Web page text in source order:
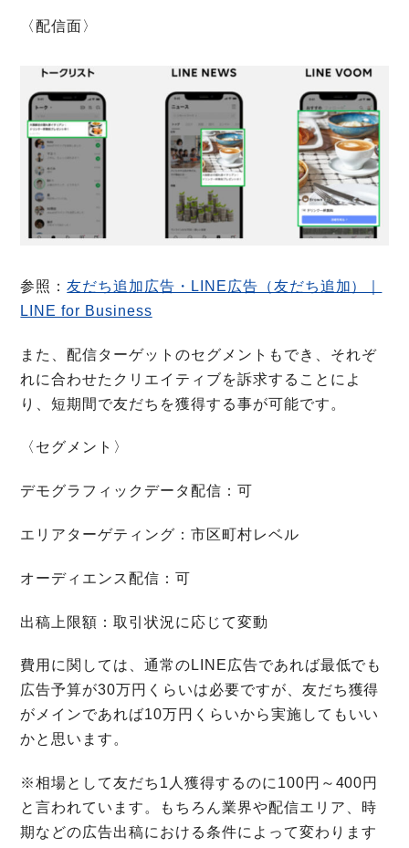
〈配信面〉
参照：友だち追加広告・LINE広告（友だち追加）｜
LINE for Business
また、配信ターゲットのセグメントもでき、それぞ
れに合わせたクリエイティブを訴求することによ
り、短期間で友だちを獲得する事が可能です。
〈セグメント〉
デモグラフィックデータ配信：可
エリアターゲティング：市区町村レベル
オーディエンス配信：可
出稿上限額：取引状況に応じて変動
費用に関しては、通常のLINE広告であれば最低でも
広告予算が30万円くらいは必要ですが、友だち獲得
がメインであれば10万円くらいから実施してもいい
かと思います。
※相場として友だち1人獲得するのに100円～400円
と言われています。もちろん業界や配信エリア、時
期などの広告出稿における条件によって変わります